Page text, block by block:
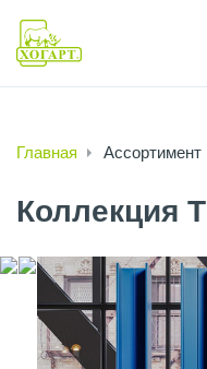
Главная Ассортимент
Коллекция